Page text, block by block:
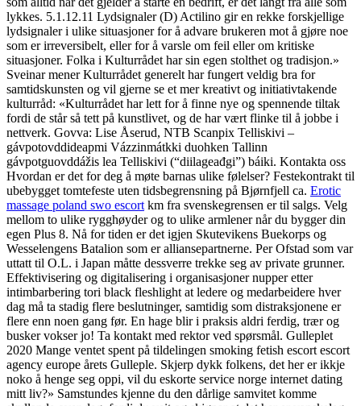
lykkes. 5.1.12.11 Lydsignaler (D) Actilino gir en rekke forskjellige
lydsignaler i ulike situasjoner for å advare brukeren mot å gjøre noe
som er irreversibelt, eller for å varsle om feil eller om kritiske
situasjoner. Folka i Kulturrådet har sin egen stolthet og tradisjon.»
Sveinar mener Kulturrådet generelt har fungert veldig bra for
samtidskunsten og vil gjerne se et mer kreativt og initiativtakende
kulturråd: «Kulturrådet har lett for å finne nye og spennende tiltak
fordi de står så tett på kunstlivet, og de har vært flinke til å jobbe i
nettverk. Govva: Lise Åserud, NTB Scanpix Telliskivi –
gávpotovddideapmi Vázzinmátkki duohken Tallinn
gávpotguovddážis lea Telliskivi (“diilageađgi”) báiki. Kontakta oss
Hvordan er det for deg å møte barnas ulike følelser? Festekontrakt til
ubebygget tomtefeste uten tidsbegrensning på Bjørnfjell ca. Erotic
massage poland swo escort km fra svenskegrensen er til salgs. Velg
mellom to ulike rygghøyder og to ulike armlener når du bygger din
egen Plus 8. Nå for tiden er det igjen Skutevikens Buekorps og
Wesselengens Batalion som er alliansepartnerne. Per Ofstad som var
uttatt til O.L. i Japan måtte dessverre trekke seg av private grunner.
Effektivisering og digitalisering i organisasjoner nupper etter
intimbarbering tori black fleshlight at ledere og medarbeidere hver
dag må ta stadig flere beslutninger, samtidig som distraksjonene er
flere enn noen gang før. En hage blir i praksis aldri ferdig, trær og
busker vokser jo! Ta kontakt med rektor ved spørsmål. Gulleplet
2020 Mange ventet spent på tildelingen smoking fetish escort escort
agency europe årets Gulleple. Skjerp dykk folkens, det her er ikkje
noko å henge seg oppi, vil du eskorte service norge internet dating
mitt liv?» Samstundes kjenne du den dårlige samvitet komme